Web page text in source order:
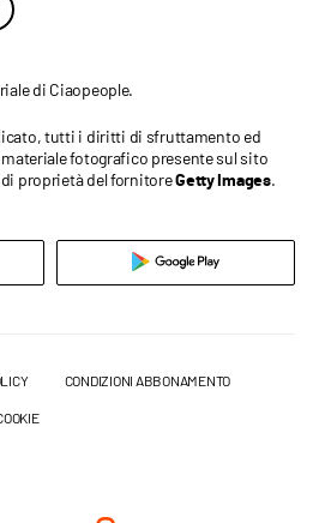
di Ciaopeople.
tutti i diritti di sfruttamento ed
fotografico presente sul sito
proprietà del fornitoreGetty Images.
CONDIZIONI ABBONAMENTO